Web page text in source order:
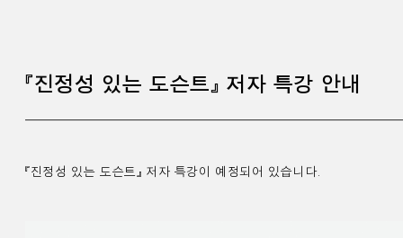
『진정성 있는 도슨트』 저자 특강 안내
『진정성 있는 도슨트』 저자 특강이 예정되어 있습니다.